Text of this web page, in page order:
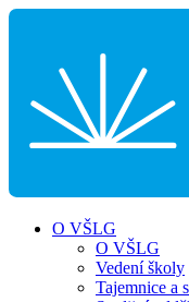
O VŠLG
O VŠLG
Vedení školy
Tajemnice a